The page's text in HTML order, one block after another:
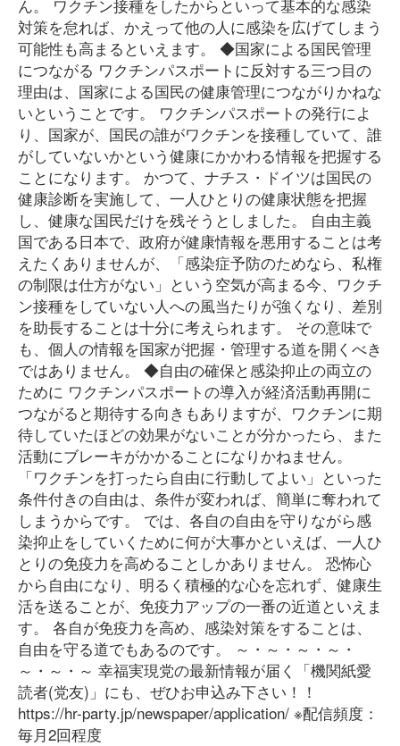
ん。 ワクチン接種をしたからといって基本的な感染
対策を怠れば、かえって他の人に感染を広げてしまう
可能性も高まるといえます。 ◆国家による国民管理
につながる ワクチンパスポートに反対する三つ目の
理由は、国家による国民の健康管理につながりかねな
いということです。 ワクチンパスポートの発行によ
り、国家が、国民の誰がワクチンを接種していて、誰
がしていないかという健康にかかわる情報を把握する
ことになります。 かつて、ナチス・ドイツは国民の
健康診断を実施して、一人ひとりの健康状態を把握
し、健康な国民だけを残そうとしました。 自由主義
国である日本で、政府が健康情報を悪用することは考
えたくありませんが、「感染症予防のためなら、私権
の制限は仕方がない」という空気が高まる今、ワクチ
ン接種をしていない人への風当たりが強くなり、差別
を助長することは十分に考えられます。 その意味で
も、個人の情報を国家が把握・管理する道を開くべき
ではありません。 ◆自由の確保と感染抑止の両立の
ために ワクチンパスポートの導入が経済活動再開に
つながると期待する向きもありますが、ワクチンに期
待していたほどの効果がないことが分かったら、また
活動にブレーキがかかることになりかねません。
「ワクチンを打ったら自由に行動してよい」といった
条件付きの自由は、条件が変われば、簡単に奪われて
しまうからです。 では、各自の自由を守りながら感
染抑止をしていくために何が大事かといえば、一人ひ
とりの免疫力を高めることしかありません。 恐怖心
から自由になり、明るく積極的な心を忘れず、健康生
活を送ることが、免疫力アップの一番の近道といえま
す。 各自が免疫力を高め、感染対策をすることは、
自由を守る道でもあるのです。 ～・～・～・～・
～・～・～ 幸福実現党の最新情報が届く「機関紙愛
読者(党友)」にも、ぜひお申込み下さい！！
https://hr-party.jp/newspaper/application/ ※配信頻度：
毎月2回程度